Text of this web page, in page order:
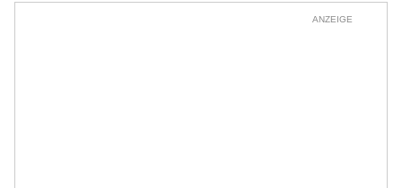
ANZEIGE